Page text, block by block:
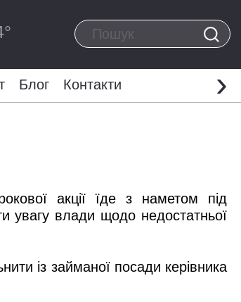
°
Блог Контакти ›
акції їде з наметом під
увагу влади щодо недостатньої
із займаної посади керівника